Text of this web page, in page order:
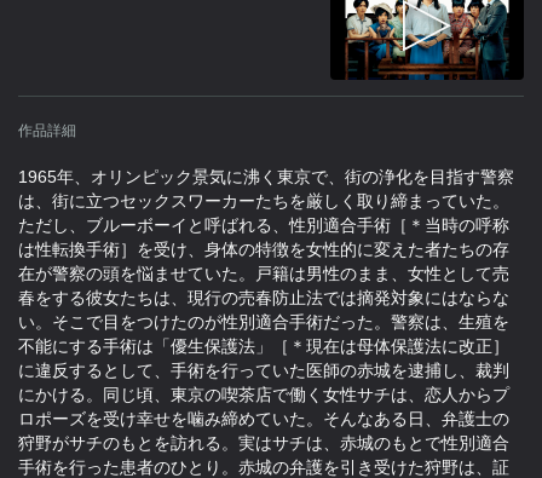
作品詳細
1965年、オリンピック景気に沸く東京で、街の浄化を目指す警察
は、街に立つセックスワーカーたちを厳しく取り締まっていた。
ただし、ブルーボーイと呼ばれる、性別適合手術［＊当時の呼称
は性転換手術］を受け、身体の特徴を女性的に変えた者たちの存
在が警察の頭を悩ませていた。戸籍は男性のまま、女性として売
春をする彼女たちは、現行の売春防止法では摘発対象にはならな
い。そこで目をつけたのが性別適合手術だった。警察は、生殖を
不能にする手術は「優生保護法」［＊現在は母体保護法に改正］
に違反するとして、手術を行っていた医師の赤城を逮捕し、裁判
にかける。同じ頃、東京の喫茶店で働く女性サチは、恋人からプ
ロポーズを受け幸せを噛み締めていた。そんなある日、弁護士の
狩野がサチのもとを訪れる。実はサチは、赤城のもとで性別適合
手術を行った患者のひとり。赤城の弁護を引き受けた狩野は、証